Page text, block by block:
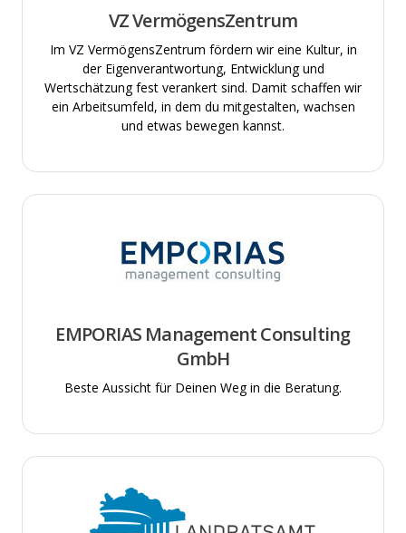
VZ VermögensZentrum
Im VZ VermögensZentrum fördern wir eine Kultur, in
der Eigenverantwortung, Entwicklung und
Wertschätzung fest verankert sind. Damit schaffen wir
ein Arbeitsumfeld, in dem du mitgestalten, wachsen
und etwas bewegen kannst.
EMPORIAS Management Consulting
GmbH
Beste Aussicht für Deinen Weg in die Beratung.